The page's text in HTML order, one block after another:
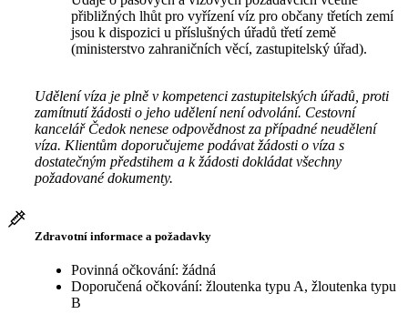
přibližných lhůt pro vyřízení víz pro občany třetích zemí
jsou k dispozici u příslušných úřadů třetí země
(ministerstvo zahraničních věcí, zastupitelský úřad).
Udělení víza je plně v kompetenci zastupitelských úřadů, proti
zamítnutí žádosti o jeho udělení není odvolání. Cestovní
kancelář Čedok nenese odpovědnost za případné neudělení
víza. Klientům doporučujeme podávat žádosti o víza s
dostatečným předstihem a k žádosti dokládat všechny
požadované dokumenty.
Zdravotní informace a požadavky
Povinná očkování: žádná
Doporučená očkování: žloutenka typu A, žloutenka typu
B